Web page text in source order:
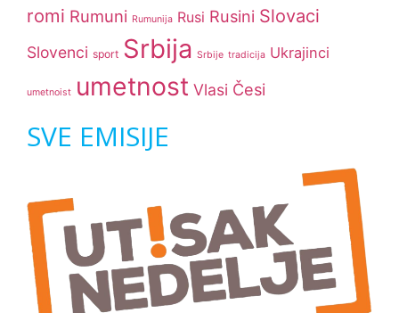
romi Rumuni Rumunija Rusi Rusini Slovaci
Slovenci sport Srbija Srbije tradicija Ukrajinci
umetnoist umetnost Vlasi Česi
SVE EMISIJE